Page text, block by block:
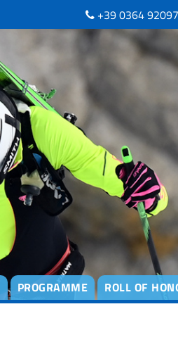
+39 0364 92097
PROGRAMME ROLL OF